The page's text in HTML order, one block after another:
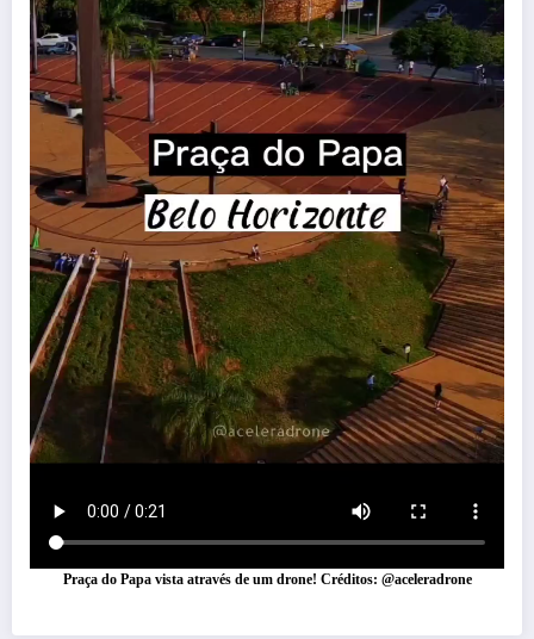
Praça do Papa vista através de um drone! Créditos: @aceleradrone